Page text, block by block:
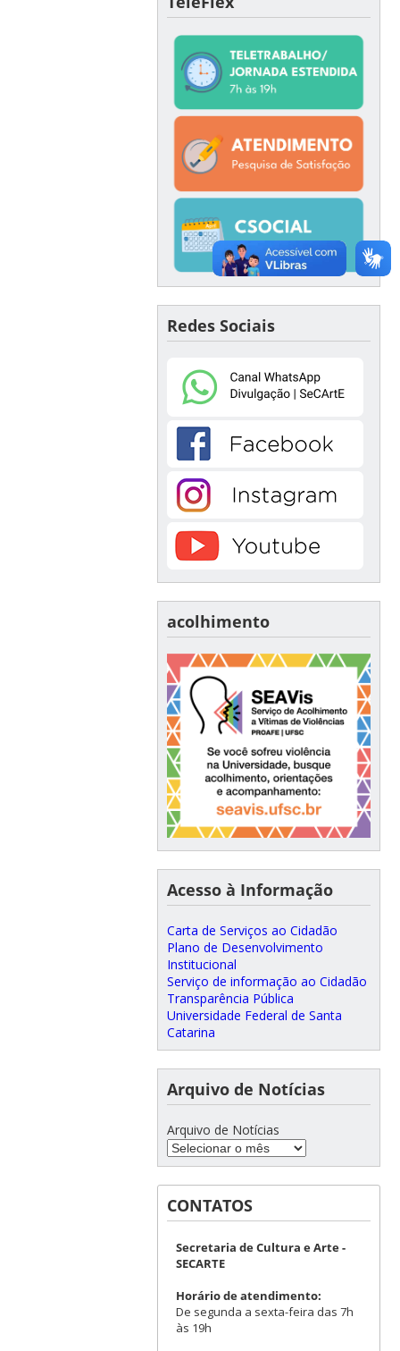
Redes Sociais
acolhimento
Acesso à Informação
Carta de Serviços ao Cidadão
Plano de Desenvolvimento
Institucional
Serviço de informação ao Cidadão
Transparência Pública
Universidade Federal de Santa
Catarina
Arquivo de Notícias
Arquivo de Notícias
CONTATOS
Secretaria de Cultura e Arte -
SECARTE
Horário de atendimento:
De segunda a sexta-feira das 7h
às 19h